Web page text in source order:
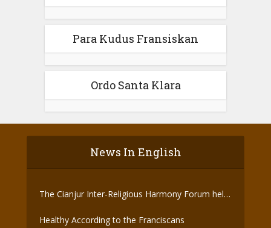
Para Kudus Fransiskan
Ordo Santa Klara
News In English
The Cianjur Inter-Religious Harmony Forum held
Healthy According to the Franciscans